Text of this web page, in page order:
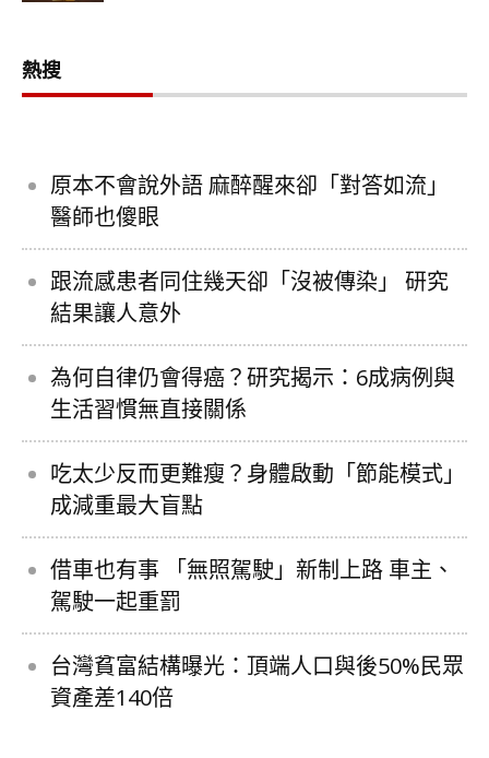
熱搜
原本不會說外語 麻醉醒來卻「對答如流」
醫師也傻眼
跟流感患者同住幾天卻「沒被傳染」 研究
結果讓人意外
為何自律仍會得癌？研究揭示：6成病例與
生活習慣無直接關係
吃太少反而更難瘦？身體啟動「節能模式」
成減重最大盲點
借車也有事 「無照駕駛」新制上路 車主、
駕駛一起重罰
台灣貧富結構曝光：頂端人口與後50%民眾
資產差140倍